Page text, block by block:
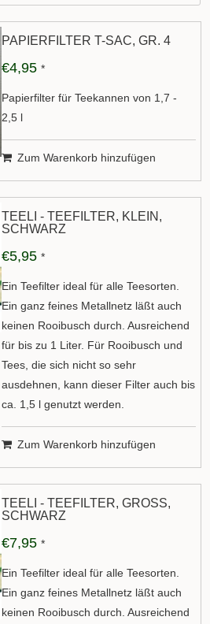
PAPIERFILTER T-SAC, GR. 4
€4,95 *
Papierfilter für Teekannen von 1,7 -
2,5 l
Zum Warenkorb hinzufügen
TEELI - TEEFILTER, KLEIN,
SCHWARZ
€5,95 *
Ein Teefilter ideal für alle Teesorten.
Ein ganz feines Metallnetz läßt auch
keinen Rooibusch durch. Ausreichend
für bis zu 1 Liter. Für Rooibusch und
Tees, die sich nicht so sehr
ausdehnen, kann dieser Filter auch bis
ca. 1,5 l genutzt werden.
Zum Warenkorb hinzufügen
TEELI - TEEFILTER, GROSS, S
CHWARZ
€7,95 *
Ein Teefilter ideal für alle Teesorten.
Ein ganz feines Metallnetz läßt auch
keinen Rooibusch durch. Ausreichend